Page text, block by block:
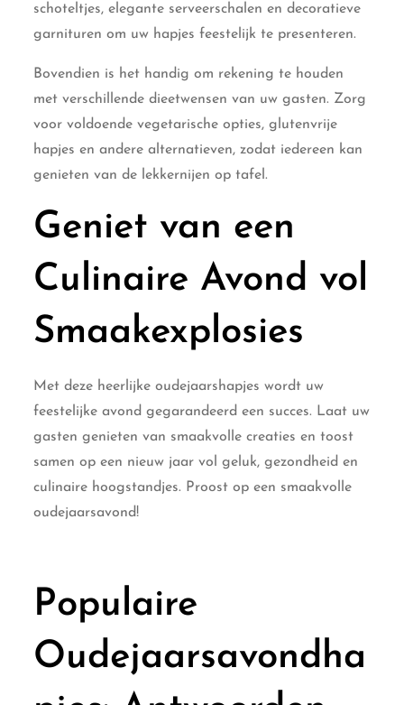
schoteltjes, elegante serveerschalen en decoratieve
garnituren om uw hapjes feestelijk te presenteren.
Bovendien is het handig om rekening te houden
met verschillende dieetwensen van uw gasten. Zorg
voor voldoende vegetarische opties, glutenvrije
hapjes en andere alternatieven, zodat iedereen kan
genieten van de lekkernijen op tafel.
Geniet van een
Culinaire Avond vol
Smaakexplosies
Met deze heerlijke oudejaarshapjes wordt uw
feestelijke avond gegarandeerd een succes. Laat uw
gasten genieten van smaakvolle creaties en toost
samen op een nieuw jaar vol geluk, gezondheid en
culinaire hoogstandjes. Proost op een smaakvolle
oudejaarsavond!
Populaire
Oudejaarsavondha